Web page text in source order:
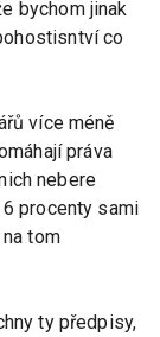
bychom jinak
co
více méně
práva
nebere
procenty sami
tom
ty předpisy,